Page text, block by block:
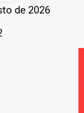
de 2026